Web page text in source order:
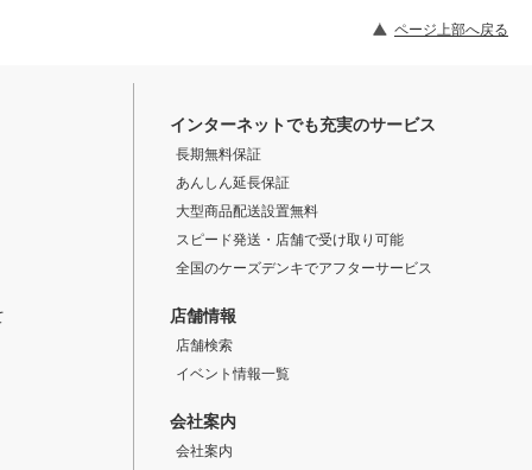
ページ上部へ戻る
インターネットでも充実のサービス
長期無料保証
あんしん延長保証
大型商品配送設置無料
スピード発送・店舗で受け取り可能
全国のケーズデンキでアフターサービス
店舗情報
店舗検索
イベント情報一覧
会社案内
会社案内